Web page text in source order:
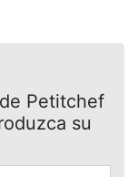
de Petitchef
su